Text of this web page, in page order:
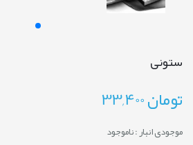
ستونی
تومان
موجودی انبار :ناموجود